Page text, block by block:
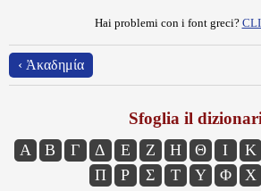
Hai problemi con i font greci?
‹ Ἀκαδημία
Sfoglia il
Α Β Γ Δ Ε Ζ Η Θ Ι Κ
Π
Ρ Σ Τ Υ Φ Χ